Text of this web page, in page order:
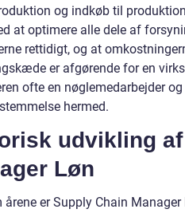
og indkøb til
at optimere alle dele af
rettidigt, og at
er afgørende for en
ofte en nøglemedarbejder
hermed.
udvikling
Løn
årene er Supply Chain